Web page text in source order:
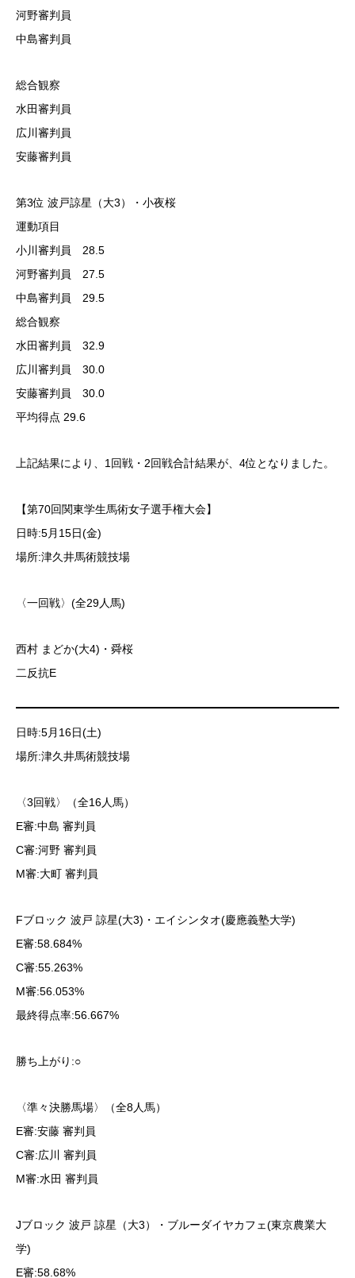
河野審判員
中島審判員
総合観察
水田審判員
広川審判員
安藤審判員
第3位 波戸諒星（大3）・小夜桜
運動項目
小川審判員 28.5
河野審判員 27.5
中島審判員 29.5
総合観察
水田審判員 32.9
広川審判員 30.0
安藤審判員 30.0
平均得点 29.6
上記結果により、1回戦・2回戦合計結果が、4位となりました。
【第70回関東学生馬術女子選手権大会】
日時:5月15日(金)
場所:津久井馬術競技場
〈一回戦〉(全29人馬)
西村 まどか(大4)・舜桜
二反抗E
日時:5月16日(土)
場所:津久井馬術競技場
〈3回戦〉（全16人馬）
E審:中島 審判員
C審:河野 審判員
M審:大町 審判員
Fブロック 波戸 諒星(大3)・エイシンタオ(慶應義塾大学)
E審:58.684%
C審:55.263%
M審:56.053%
最終得点率:56.667%
勝ち上がり:○
〈準々決勝馬場〉（全8人馬）
E審:安藤 審判員
C審:広川 審判員
M審:水田 審判員
Jブロック 波戸 諒星（大3）・ブルーダイヤカフェ(東京農業大
学)
E審:58.68%